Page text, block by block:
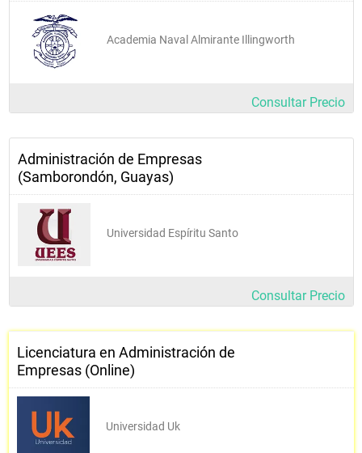
Academia Naval Almirante Illingworth
Consultar Precio
Administración de Empresas
(Samborondón, Guayas)
Universidad Espíritu Santo
Consultar Precio
Licenciatura en Administración de
Empresas (Online)
Universidad Uk